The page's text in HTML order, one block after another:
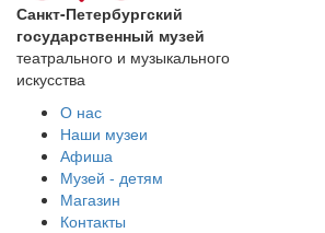
Санкт-Петербургский
государственный музей
театрального и музыкального
искусства
О нас
Наши музеи
Афиша
Музей - детям
Магазин
Контакты